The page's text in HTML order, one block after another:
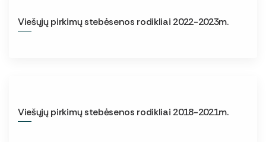
Viešųjų pirkimų stebėsenos rodikliai 2022-2023m.
Viešųjų pirkimų stebėsenos rodikliai 2018-2021m.